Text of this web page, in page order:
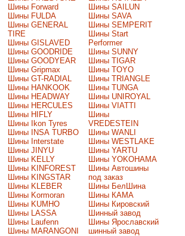
Шины Forward
Шины FULDA
Шины GENERAL
TIRE
Шины GISLAVED
Шины GOODRIDE
Шины GOODYEAR
Шины Gripmax
Шины GT-RADIAL
Шины HANKOOK
Шины HEADWAY
Шины HERCULES
Шины HIFLY
Шины Ikon Tyres
Шины INSA TURBO
Шины Interstate
Шины JINYU
Шины KELLY
Шины KINFOREST
Шины KINGSTAR
Шины KLEBER
Шины Kormoran
Шины KUMHO
Шины LASSA
Шины Laufenn
Шины MARANGONI
Шины SAILUN
Шины SAVA
Шины SEMPERIT
Шины Start
Performer
Шины SUNNY
Шины TIGAR
Шины TOYO
Шины TRIANGLE
Шины TUNGA
Шины UNIROYAL
Шины VIATTI
Шины
VREDESTEIN
Шины WANLI
Шины WESTLAKE
Шины YARTU
Шины YOKOHAMA
Шины Автошины
под заказ
Шины БелШина
Шины КАМА
Шины Кировский
Шинный завод
Шины Ярославский
шинный завод